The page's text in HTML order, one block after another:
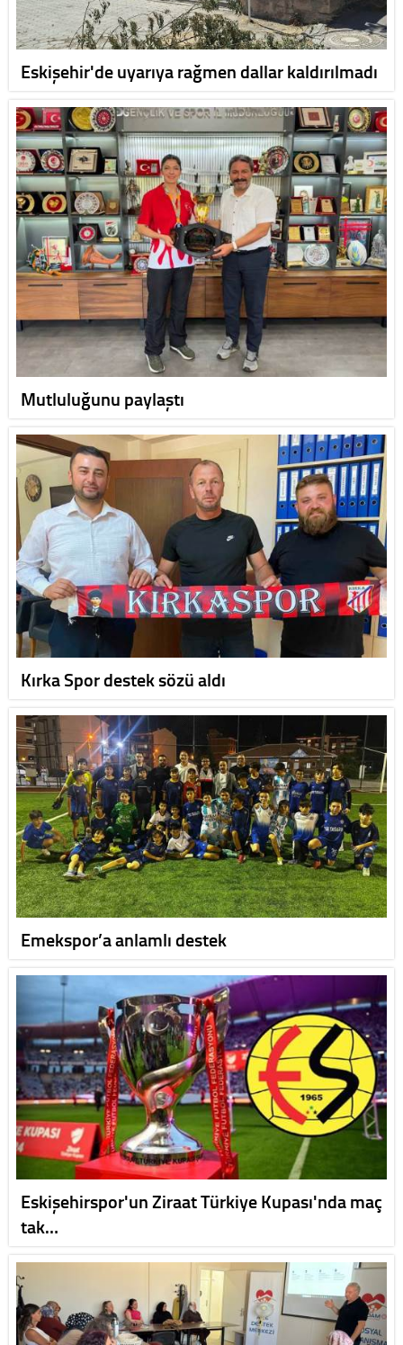
Eskişehir'de uyarıya rağmen dallar kaldırılmadı
Mutluluğunu paylaştı
Kırka Spor destek sözü aldı
Emekspor’a anlamlı destek
Eskişehirspor'un Ziraat Türkiye Kupası'nda maç
tak…